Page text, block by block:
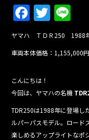
F
a
c
e
b
o
o
k
T
w
itt
er
n
e
ヤマハ ＴＤＲ250 1988
車両本体価格：1,155,000円
こんにちは！
今回は、ヤマハの名機
TDR250は1988年に登場し
ルパーパスモデル。ロード
楽しめるアップライトなポ